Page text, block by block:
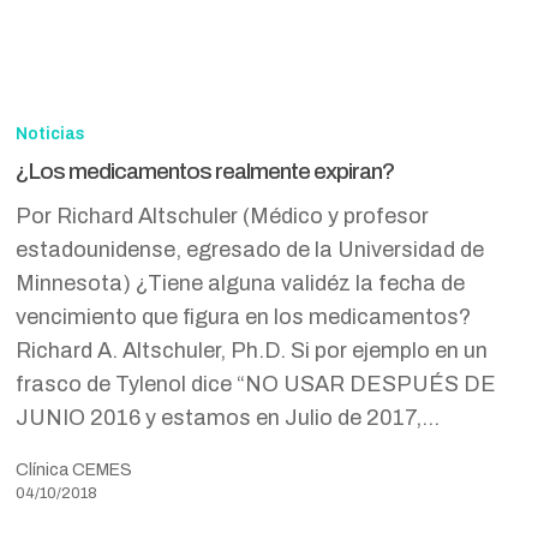
medicamentos
expiran?
Noticias
¿Los medicamentos realmente expiran?
Por Richard Altschuler (Médico y profesor
estadounidense, egresado de la Universidad de
Minnesota) ¿Tiene alguna validéz la fecha de
vencimiento que figura en los medicamentos?
Richard A. Altschuler, Ph.D. Si por ejemplo en un
frasco de Tylenol dice “NO USAR DESPUÉS DE
JUNIO 2016 y estamos en Julio de 2017,…
Clínica CEMES
04/10/2018